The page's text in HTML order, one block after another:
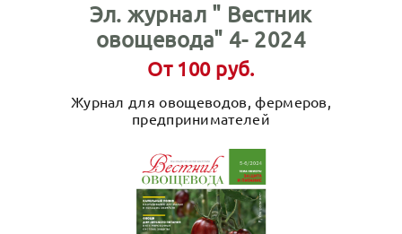
Эл. журнал " Вестник
овощевода" 4- 2024
От 100 руб.
Журнал для овощеводов, фермеров,
предпринимателей